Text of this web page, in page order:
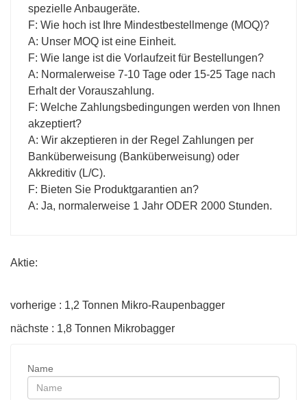
spezielle Anbaugeräte.
F: Wie hoch ist Ihre Mindestbestellmenge (MOQ)?
A: Unser MOQ ist eine Einheit.
F: Wie lange ist die Vorlaufzeit für Bestellungen?
A: Normalerweise 7-10 Tage oder 15-25 Tage nach
Erhalt der Vorauszahlung.
F: Welche Zahlungsbedingungen werden von Ihnen
akzeptiert?
A: Wir akzeptieren in der Regel Zahlungen per
Banküberweisung (Banküberweisung) oder
Akkreditiv (L/C).
F: Bieten Sie Produktgarantien an?
A: Ja, normalerweise 1 Jahr ODER 2000 Stunden.
Aktie:
vorherige : 1,2 Tonnen Mikro-Raupenbagger
nächste : 1,8 Tonnen Mikrobagger
Name